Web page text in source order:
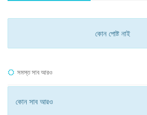
কোন পোষ্ট নাই
সমস্ত সাব আরও
কোন সাব আরও